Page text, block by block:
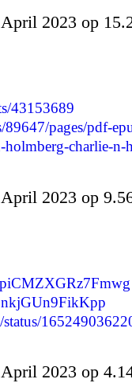
2023 op
43153689
pages/pdf-
holmberg-charlie-
2023 op
2023 op